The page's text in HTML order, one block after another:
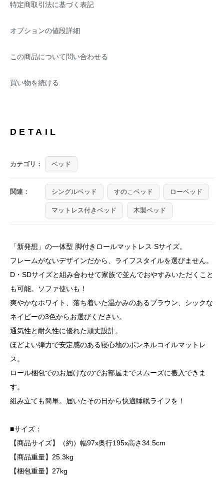
特定商取引法に基づく表記
オプションの値段詳細
この商品について問い合わせる
買い物を続ける
DETAIL
カテゴリ： ベッド
関連： シングルベッド すのこベッド ローベッド
マットレス付きベッド 木製ベッド
「新発想」の一体型 脚付きロールマットレス Sサイズ。
フレームがないデザインだから、ライフスタイルを選びません。
D・SDサイズと組み合わせて家族で並んでおやすみいただくこと
も可能。ソファ使いも！
爽やかなホワイト、落ち着いた温かみのあるブラウン、シックな
ネイビーの3色からお選びください。
通気性と耐久性に優れた頑丈設計。
ほどよい弾力で安定感のある寝心地のボンネルコイルマットレ
ス。
ロール梱包でのお届けなのでお部屋までスムーズに搬入できま
す。
組み立ても簡単。届いたその日から快適睡眠ライフを！
■サイズ：
【商品サイズ】（約）幅97x奥行195x高さ34.5cm
【商品重量】25.3kg
【梱包重量】27kg